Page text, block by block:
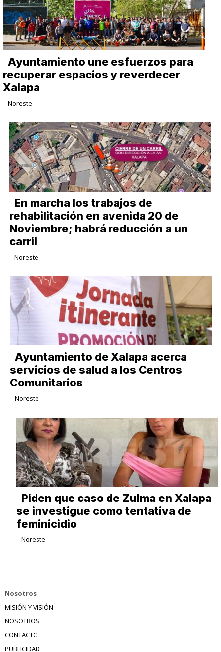
Ayuntamiento une esfuerzos para
recuperar espacios y reverdecer
Xalapa
Noreste
En marcha los trabajos de
rehabilitación en avenida 20 de
Noviembre; habrá reducción a un
carril
Noreste
Ayuntamiento de Xalapa acerca
servicios de salud a los Centros
Comunitarios
Noreste
Piden que caso de Zulma en Xalapa
se investigue como tentativa de
feminicidio
Noreste
Nosotros
MISIÓN Y VISIÓN
NOSOTROS
CONTACTO
PUBLICIDAD